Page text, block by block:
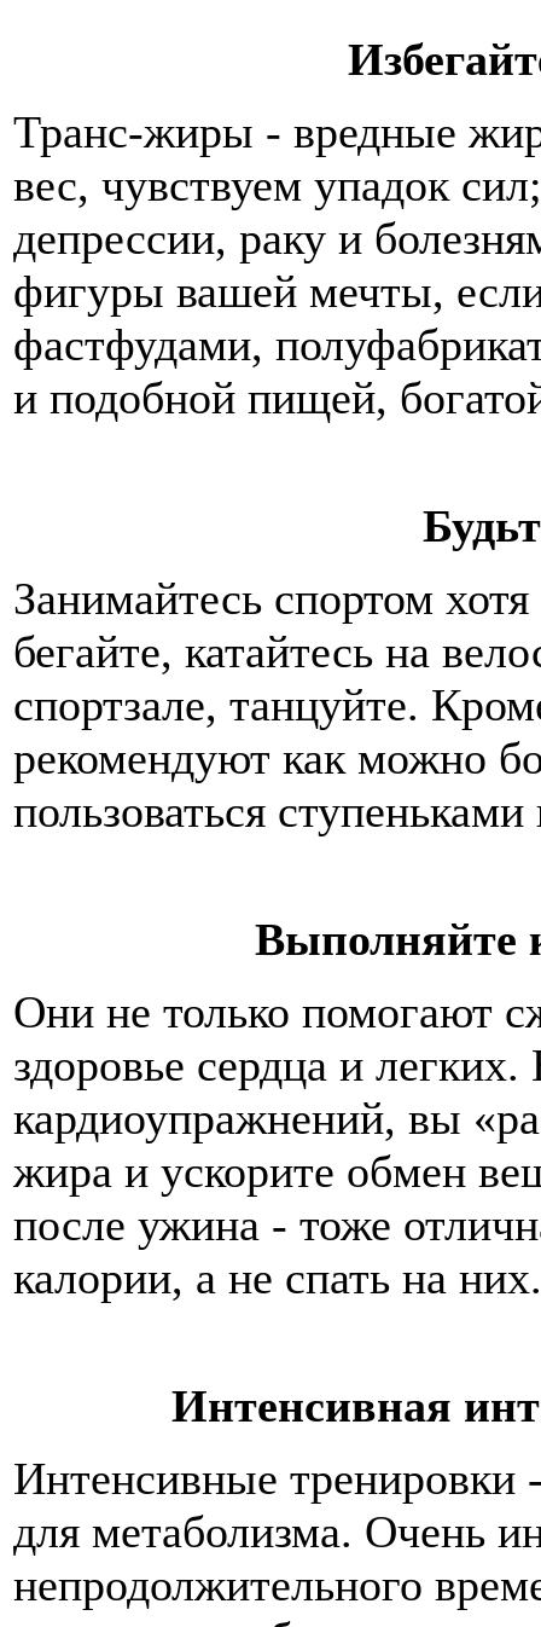
Транс-жиры - вредные
вес, чувствуем упадок
депрессии, раку и
фигуры вашей мечты,
фастфудами,
и подобной пищей,
Занимайтесь спортом
бегайте, катайтесь на
спортзале, танцуйте.
рекомендуют как можно
пользоваться
Выполняйте
Они не только помогают
здоровье сердца и
кардиоупражнений, вы
жира и ускорите обмен
после ужина - тоже
калории, а не спать на них.
Интенсивная
Интенсивные тренировки
для метаболизма. Очень
непродолжительного